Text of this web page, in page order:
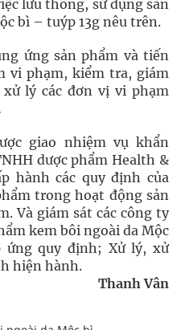
lưu thông, sử dụng sản
bì – tuýp 13g nêu trên.
ứng sản phẩm và tiến
vi phạm, kiểm tra, giám
lý các đơn vị vi phạm
giao nhiệm vụ khẩn
dược phẩm Health &
hành các quy định của
trong hoạt động sản
Và giám sát các công ty
kem bôi ngoài da Mộc
ứng quy định; Xử lý, xử
hiện hành.
Thanh Vân